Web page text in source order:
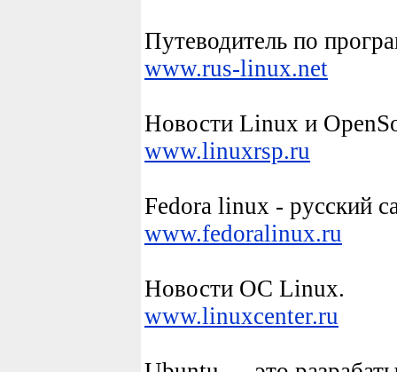
Путеводитель по
www.rus-linux.net
Новости Linux и
www.linuxrsp.ru
Fedora linux - русский
www.fedoralinux.ru
Новости ОС Linux.
www.linuxcenter.ru